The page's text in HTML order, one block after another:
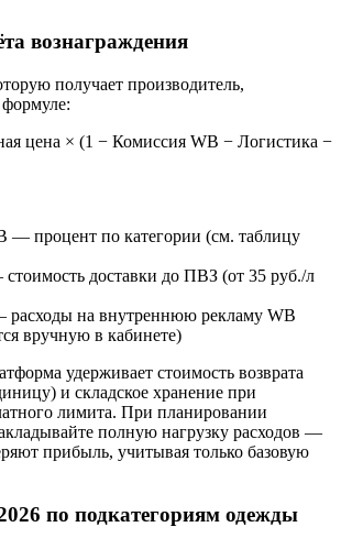
вознаграждения
получает производитель,
формуле:
цена × (1 − Комиссия WB − Логистика −
— процент по категории (см. таблицу
доставки до ПВЗ (от 35 руб./л
на внутреннюю рекламу WB
вручную в кабинете)
удерживает стоимость возврата
и складское хранение при
лимита. При планировании
полную нагрузку расходов —
прибыль, учитывая только базовую
по подкатегориям одежды